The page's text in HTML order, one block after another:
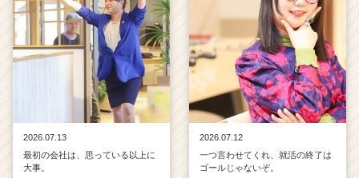
2026.07.13
最初の会社は、思っている以上に
大事。
2026.07.12
一つ言わせてくれ、就活の終了は
ゴールじゃないぞ。